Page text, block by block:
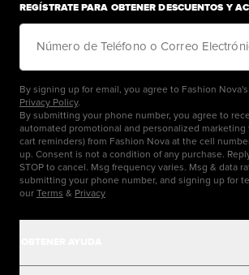
REGÍSTRATE PARA OBTENER DESCUENTOS Y
Número de Teléfono o Correo
By signing up for email, you agree to Fashion Nova's
Privacy Policy.
By submitting your phone number, you agree to
automated promotional and personalized marketing
cart reminders) from Fashion Nova at the cell
up. Consent is not a condition of any purchase.
STOP to cancel. Msg frequency varies. Msg & data
submitting your phone number, and signing up for
our Terms & Privacy